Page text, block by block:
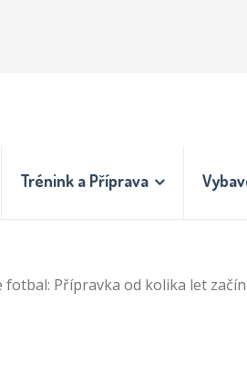
Trénink a Příprava
fotbal: Přípravka od kolika let